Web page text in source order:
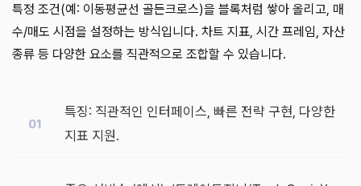
특정 조건(예: 이동평균선 골든크로스)을 블록처럼 쌓아 올리고, 매
수/매도 시점을 설정하는 방식입니다. 차트 지표, 시간 프레임, 자산
종류 등 다양한 요소를 직관적으로 조합할 수 있습니다.
특징: 직관적인 인터페이스, 빠른 전략 구현, 다양한
지표 지원.